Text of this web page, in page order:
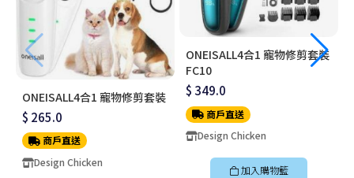
ONEISALL4合1 寵物修剪套裝
$ 265.0
商戶直送
Design Chicken
ONEISALL4合1 寵物修剪套裝
FC10
$ 349.0
商戶直送
Design Chicken
加入購物籃